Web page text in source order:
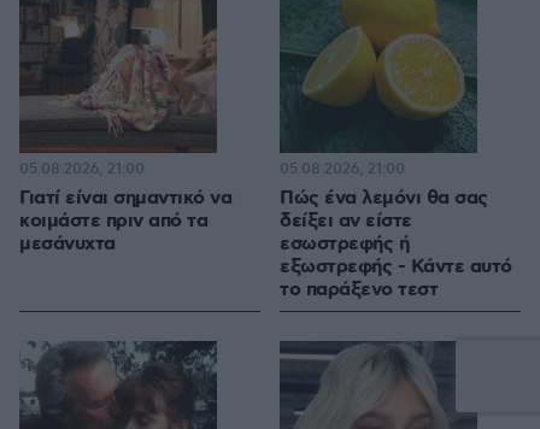
Γιατί είναι σημαντικό να
κοιμάστε πριν από τα
μεσάνυχτα
05.08.2026, 21:00
Πώς ένα λεμόνι θα σας
δείξει αν είστε
εσωστρεφής ή
εξωστρεφής - Κάντε αυτό
το παράξενο τεστ
05.08.2026, 21:00